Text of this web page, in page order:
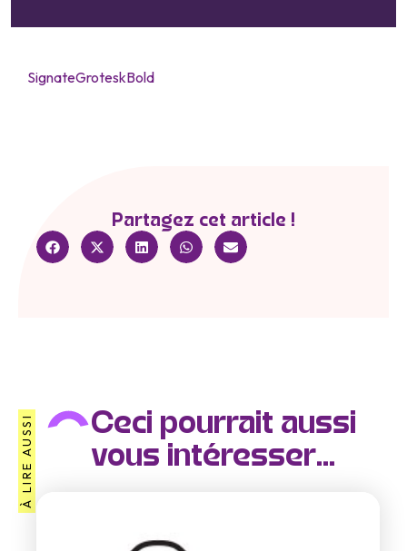
SignateGroteskBold
Partagez cet article !
À LIRE AUSSI
Ceci pourrait aussi
vous intéresser...